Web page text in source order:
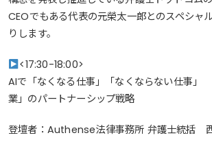
CEOでもある代表の元榮太一郎とのスペシャ
りします。
<17:30-18:00>
AIで「なくなる仕事」「なくならない仕事」
業」のパートナーシップ戦略
登壇者：Authense法律事務所 弁護士統括